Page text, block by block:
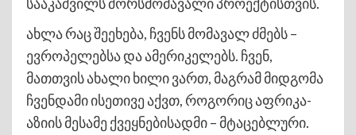
ახლა რაც შეეხება, ჩვენს მომავალ ძმებს –
ევროპელებსა და ამერიკელებს. ჩვენ,
მათთვის ახალი ხილი ვართ, მაგრამ მიდგომა
ჩვენდამი ისეთივე აქვთ, როგორიც აფრიკა-
აზიის მესამე ქვეყნებისადმი – მტაცებლური.